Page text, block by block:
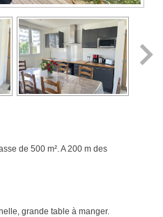
de 500 m². A 200 m des
grande table à manger.